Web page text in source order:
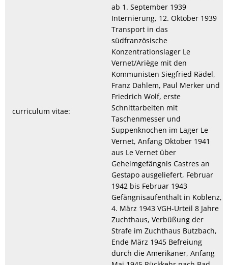
curriculum vitae:
ab 1. September 1939
Internierung, 12. Oktober 1939
Transport in das
südfranzösische
Konzentrationslager Le
Vernet/Ariège mit den
Kommunisten Siegfried Rädel,
Franz Dahlem, Paul Merker und
Friedrich Wolf, erste
Schnittarbeiten mit
Taschenmesser und
Suppenknochen im Lager Le
Vernet, Anfang Oktober 1941
aus Le Vernet über
Geheimgefängnis Castres an
Gestapo ausgeliefert, Februar
1942 bis Februar 1943
Gefängnisaufenthalt in Koblenz,
4. März 1943 VGH-Urteil 8 Jahre
Zuchthaus, Verbüßung der
Strafe im Zuchthaus Butzbach,
Ende März 1945 Befreiung
durch die Amerikaner, Anfang